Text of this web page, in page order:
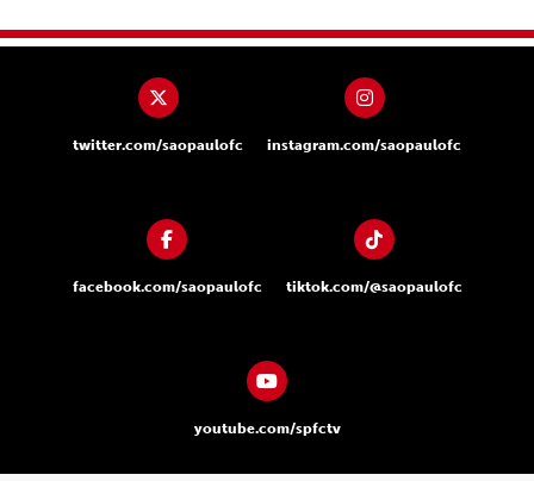
twitter.com/saopaulofc instagram.com/saopaulofc
facebook.com/saopaulofc tiktok.com/@saopaulofc
youtube.com/spfctv